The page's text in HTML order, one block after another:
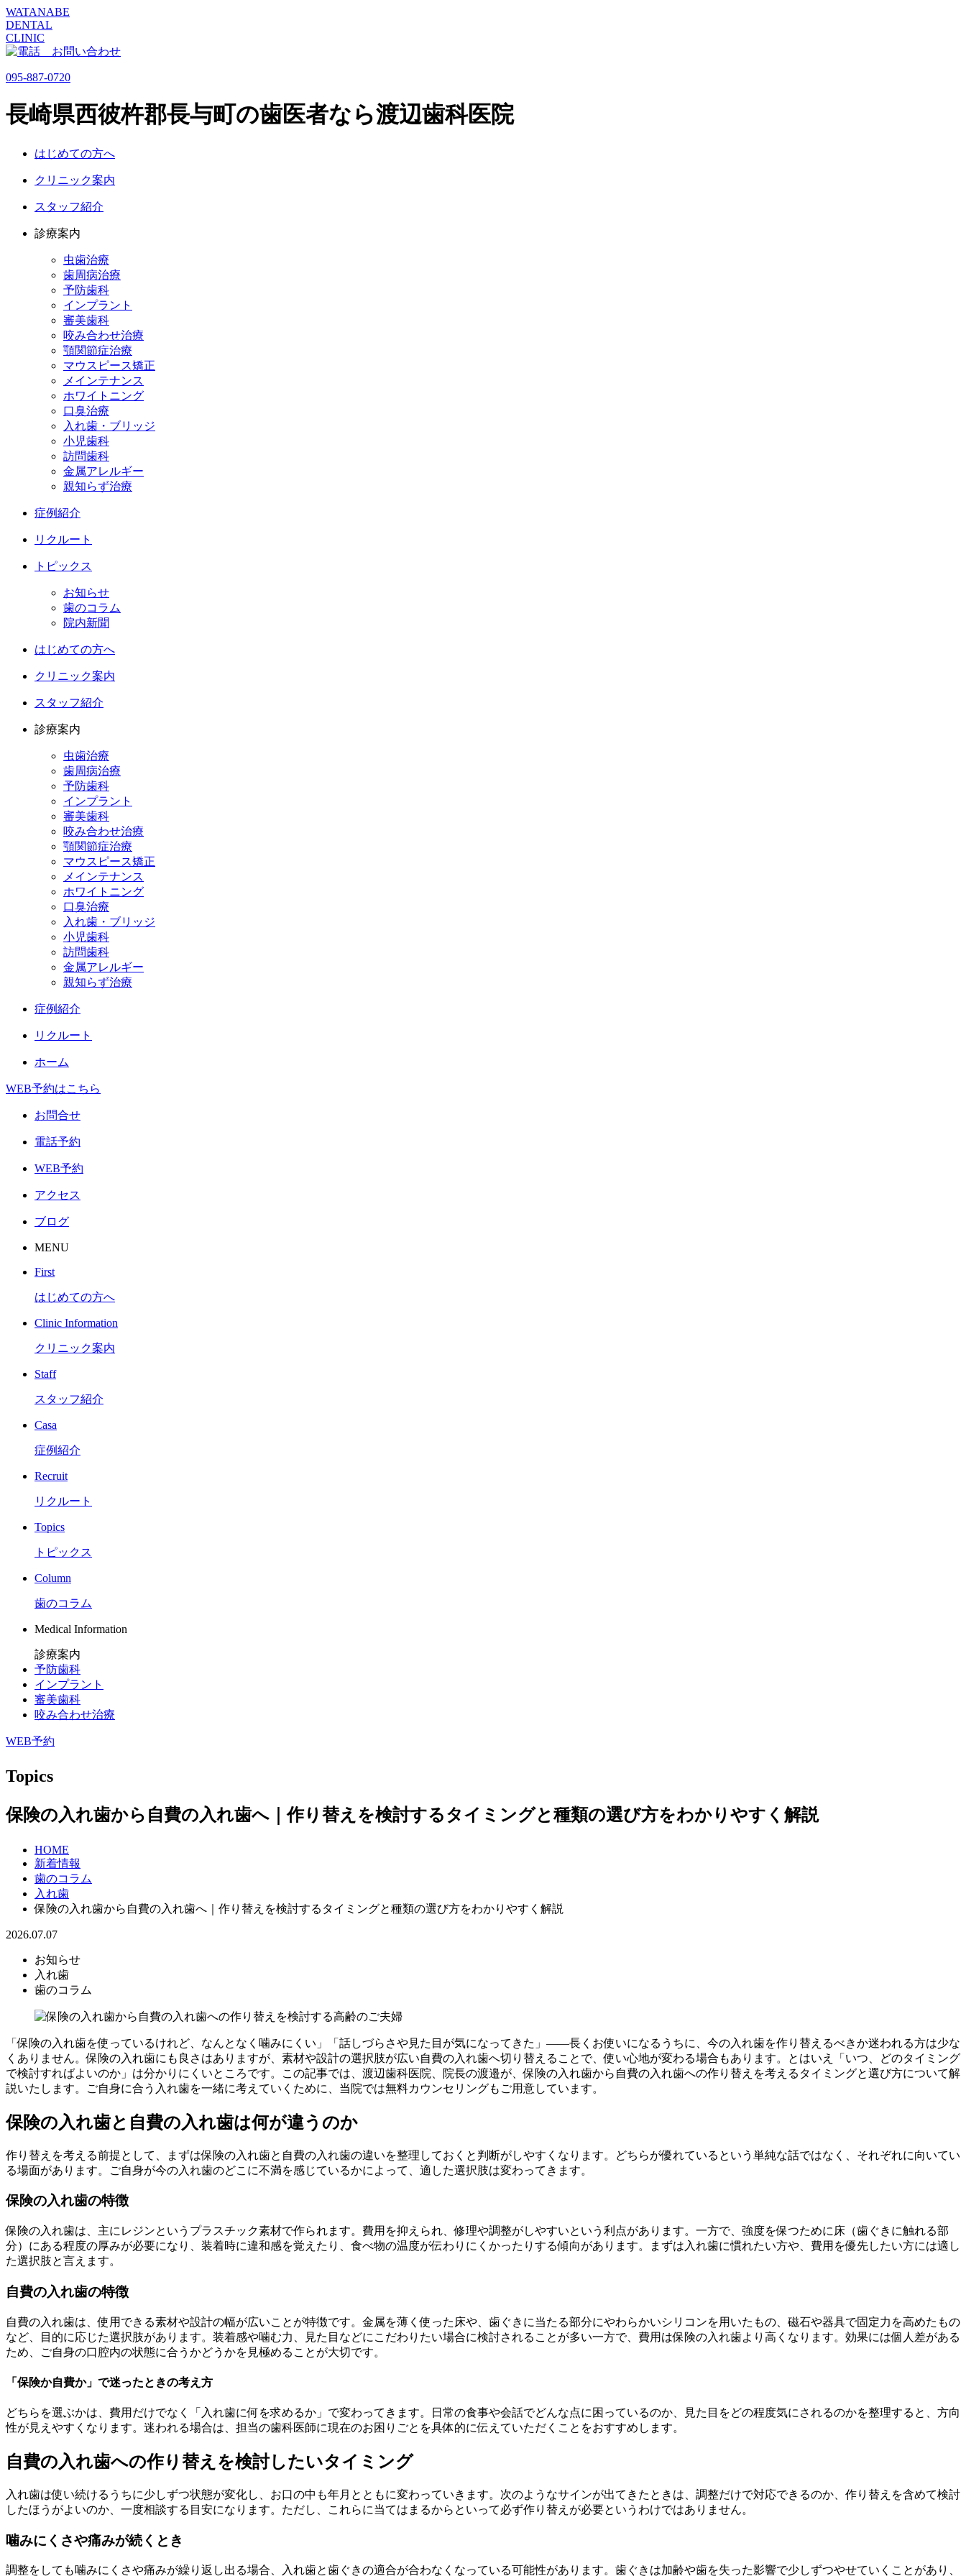
WATANABE
DENTAL
CLINIC
095-887-0720
長崎県西彼杵郡長与町の歯医者なら渡辺歯科医院
はじめての方へ
クリニック案内
スタッフ紹介
診療案内
虫歯治療
歯周病治療
予防歯科
インプラント
審美歯科
咬み合わせ治療
顎関節症治療
マウスピース矯正
メインテナンス
ホワイトニング
口臭治療
入れ歯・ブリッジ
小児歯科
訪問歯科
金属アレルギー
親知らず治療
症例紹介
リクルート
トピックス
お知らせ
歯のコラム
院内新聞
はじめての方へ
クリニック案内
スタッフ紹介
診療案内
虫歯治療
歯周病治療
予防歯科
インプラント
審美歯科
咬み合わせ治療
顎関節症治療
マウスピース矯正
メインテナンス
ホワイトニング
口臭治療
入れ歯・ブリッジ
小児歯科
訪問歯科
金属アレルギー
親知らず治療
症例紹介
リクルート
ホーム
WEB予約はこちら
お問合せ
電話予約
WEB予約
アクセス
ブログ
MENU
First
はじめての方へ
Clinic Information
クリニック案内
Staff
スタッフ紹介
Casa
症例紹介
Recruit
リクルート
Topics
トピックス
Column
歯のコラム
Medical Information
診療案内
予防歯科
インプラント
審美歯科
咬み合わせ治療
WEB予約
Topics
保険の入れ歯から自費の入れ歯へ｜作り替えを検討するタイミングと種類の選び方をわかりやすく解説
HOME
新着情報
歯のコラム
入れ歯
保険の入れ歯から自費の入れ歯へ｜作り替えを検討するタイミングと種類の選び方をわかりやすく解説
2026.07.07
お知らせ
入れ歯
歯のコラム
「保険の入れ歯を使っているけれど、なんとなく噛みにくい」「話しづらさや見た目が気になってきた」——長くお使いになるうちに、今の入れ歯を作り替えるべきか迷われる方は少な
くありません。保険の入れ歯にも良さはありますが、素材や設計の選択肢が広い自費の入れ歯へ切り替えることで、使い心地が変わる場合もあります。とはいえ「いつ、どのタイミング
で検討すればよいのか」は分かりにくいところです。この記事では、渡辺歯科医院、院長の渡邉が、保険の入れ歯から自費の入れ歯への作り替えを考えるタイミングと選び方について解
説いたします。ご自身に合う入れ歯を一緒に考えていくために、当院では無料カウンセリングもご用意しています。
保険の入れ歯と自費の入れ歯は何が違うのか
作り替えを考える前提として、まずは保険の入れ歯と自費の入れ歯の違いを整理しておくと判断がしやすくなります。どちらが優れているという単純な話ではなく、それぞれに向いてい
る場面があります。ご自身が今の入れ歯のどこに不満を感じているかによって、適した選択肢は変わってきます。
保険の入れ歯の特徴
保険の入れ歯は、主にレジンというプラスチック素材で作られます。費用を抑えられ、修理や調整がしやすいという利点があります。一方で、強度を保つために床（歯ぐきに触れる部
分）にある程度の厚みが必要になり、装着時に違和感を覚えたり、食べ物の温度が伝わりにくかったりする傾向があります。まずは入れ歯に慣れたい方や、費用を優先したい方には適し
た選択肢と言えます。
自費の入れ歯の特徴
自費の入れ歯は、使用できる素材や設計の幅が広いことが特徴です。金属を薄く使った床や、歯ぐきに当たる部分にやわらかいシリコンを用いたもの、磁石や器具で固定力を高めたもの
など、目的に応じた選択肢があります。装着感や噛む力、見た目などにこだわりたい場合に検討されることが多い一方で、費用は保険の入れ歯より高くなります。効果には個人差がある
ため、ご自身の口腔内の状態に合うかどうかを見極めることが大切です。
「保険か自費か」で迷ったときの考え方
どちらを選ぶかは、費用だけでなく「入れ歯に何を求めるか」で変わってきます。日常の食事や会話でどんな点に困っているのか、見た目をどの程度気にされるのかを整理すると、方向
性が見えやすくなります。迷われる場合は、担当の歯科医師に現在のお困りごとを具体的に伝えていただくことをおすすめします。
自費の入れ歯への作り替えを検討したいタイミング
入れ歯は使い続けるうちに少しずつ状態が変化し、お口の中も年月とともに変わっていきます。次のようなサインが出てきたときは、調整だけで対応できるのか、作り替えを含めて検討
したほうがよいのか、一度相談する目安になります。ただし、これらに当てはまるからといって必ず作り替えが必要というわけではありません。
噛みにくさや痛みが続くとき
調整をしても噛みにくさや痛みが繰り返し出る場合、入れ歯と歯ぐきの適合が合わなくなっている可能性があります。歯ぐきは加齢や歯を失った影響で少しずつやせていくことがあり、